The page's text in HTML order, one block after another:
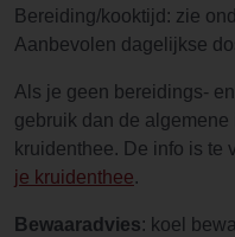
Bereiding/kooktijd: zie
Aanbevolen dagelijkse
Als je geen bereidings-
gebruik dan de
kruidenthee. De info is te
je kruidenthee.
Bewaaradvies: koel